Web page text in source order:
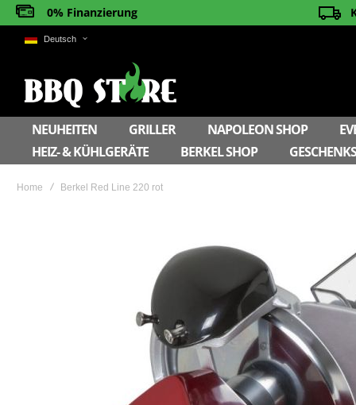
0% Finanzierung
Deutsch
NEUHEITEN GRILLER NAPOLEON SHOP
HEIZ- & KÜHLGERÄTE
BERKEL SHOP
Home Berkel Red Line 220 rot